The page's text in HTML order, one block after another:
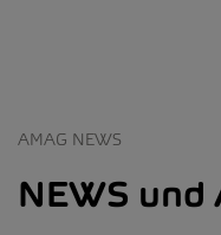
AMAG NEWS
NEWS und